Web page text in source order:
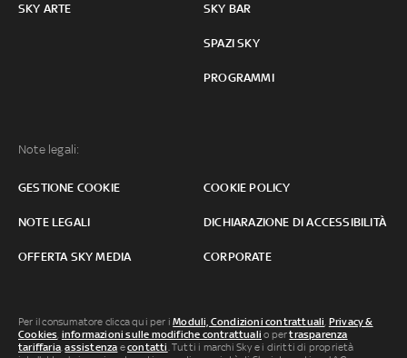
SKY ARTE SKY BAR
SPAZI SKY
PROGRAMMI
Note legali:
GESTIONE COOKIE COOKIE POLICY
NOTE LEGALI DICHIARAZIONE DI ACCESSIBILITÀ
OFFERTA SKY MEDIA CORPORATE
Per il consumatore clicca qui per iModuli, Condizioni contrattuali Privacy &
Cookies informazioni sulle modifiche contrattuali o pertrasparenza
tariffaria ,assistenza econtatti . Tutti i marchi Sky e i diritti di proprietà